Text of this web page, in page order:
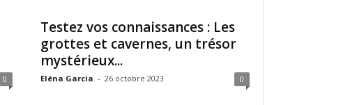
0
Testez vos connaissances : Les
grottes et cavernes, un trésor
mystérieux...
Eléna Garcia - 26 octobre 2023 0